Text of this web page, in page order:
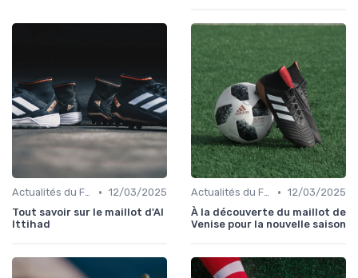
Actualités du Football et Nouveautés • 12/03/2025
Tout savoir sur le maillot d'Al
Ittihad
Actualités du Football et Nouveautés • 12/03/2025
À la découverte du maillot de
Venise pour la nouvelle saison